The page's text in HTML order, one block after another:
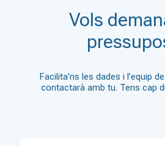
Vols
Facilita’ns les dades i l’equip
contactarà amb tu. Tens cap